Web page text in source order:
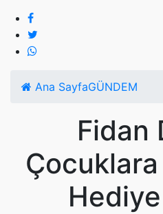
Ana SayfaGÜNDEM
Fidan